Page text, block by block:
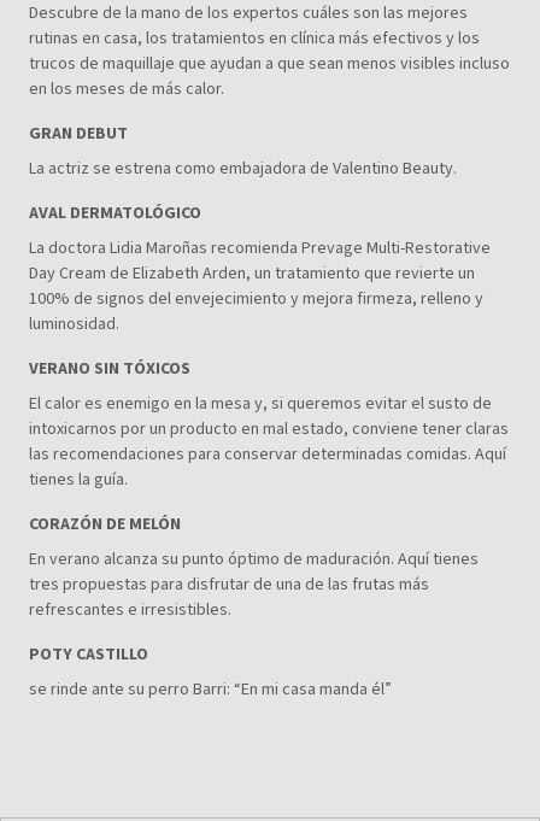
Descubre de la mano de los expertos cuáles son las mejores
rutinas en casa, los tratamientos en clínica más efectivos y los
trucos de maquillaje que ayudan a que sean menos visibles incluso
en los meses de más calor.
GRAN DEBUT
La actriz se estrena como embajadora de Valentino Beauty.
AVAL DERMATOLÓGICO
La doctora Lidia Maroñas recomienda Prevage Multi-Restorative
Day Cream de Elizabeth Arden, un tratamiento que revierte un
100% de signos del envejecimiento y mejora firmeza, relleno y
luminosidad.
VERANO SIN TÓXICOS
El calor es enemigo en la mesa y, si queremos evitar el susto de
intoxicarnos por un producto en mal estado, conviene tener claras
las recomendaciones para conservar determinadas comidas. Aquí
tienes la guía.
CORAZÓN DE MELÓN
En verano alcanza su punto óptimo de maduración. Aquí tienes
tres propuestas para disfrutar de una de las frutas más
refrescantes e irresistibles.
POTY CASTILLO
se rinde ante su perro Barri: “En mi casa manda él”